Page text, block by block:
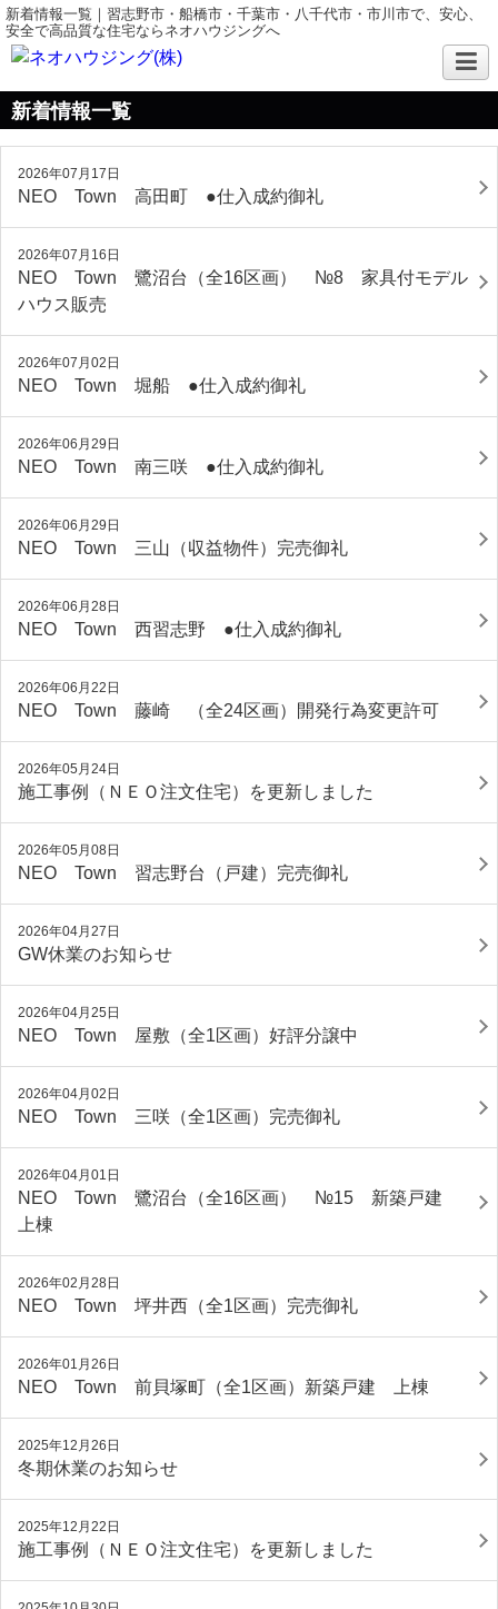
新着情報一覧｜習志野市・船橋市・千葉市・八千代市・市川市で、安心、
安全で高品質な住宅ならネオハウジングへ
新着情報一覧
2026年07月17日
NEO Town 高田町 ●仕入成約御礼
2026年07月16日
NEO Town 鷺沼台（全16区画） №8 家具付モデル
ハウス販売
2026年07月02日
NEO Town 堀船 ●仕入成約御礼
2026年06月29日
NEO Town 南三咲 ●仕入成約御礼
2026年06月29日
NEO Town 三山（収益物件）完売御礼
2026年06月28日
NEO Town 西習志野 ●仕入成約御礼
2026年06月22日
NEO Town 藤崎 （全24区画）開発行為変更許可
2026年05月24日
施工事例（ＮＥＯ注文住宅）を更新しました
2026年05月08日
NEO Town 習志野台（戸建）完売御礼
2026年04月27日
GW休業のお知らせ
2026年04月25日
NEO Town 屋敷（全1区画）好評分譲中
2026年04月02日
NEO Town 三咲（全1区画）完売御礼
2026年04月01日
NEO Town 鷺沼台（全16区画） №15 新築戸建
上棟
2026年02月28日
NEO Town 坪井西（全1区画）完売御礼
2026年01月26日
NEO Town 前貝塚町（全1区画）新築戸建 上棟
2025年12月26日
冬期休業のお知らせ
2025年12月22日
施工事例（ＮＥＯ注文住宅）を更新しました